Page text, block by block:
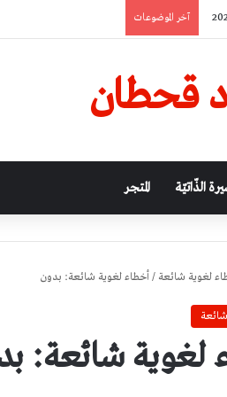
آخر الموضوعات
قحطان
الذّاتيّة المتجر
لغوية شائعة / أخطاء لغوية شائعة: بدون
لغوية شائعة: